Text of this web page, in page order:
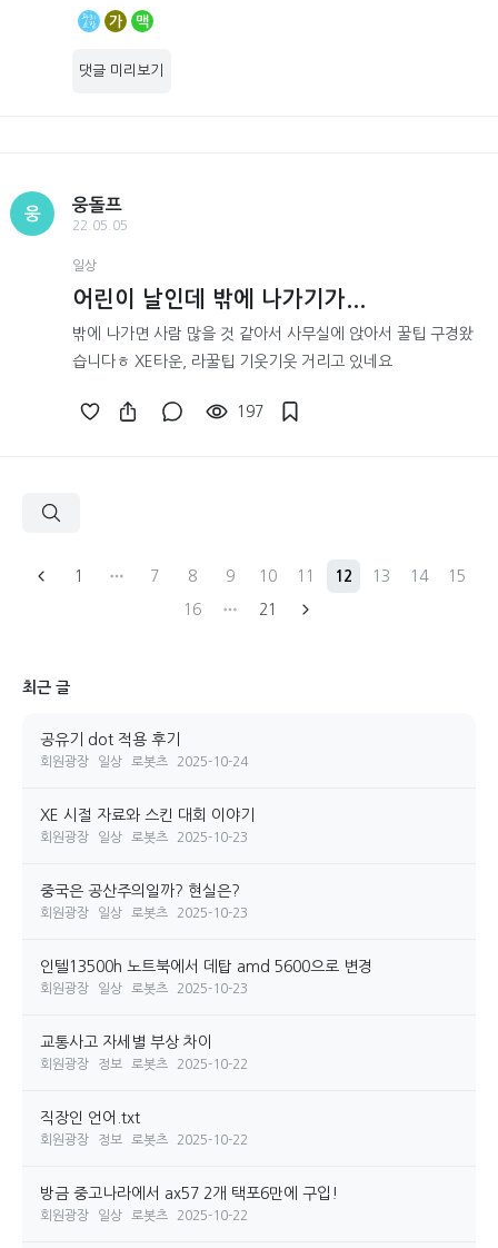
가 맥
댓글 미리보기
웅
웅돌프
22.05.05
일상
어린이 날인데 밖에 나가기가...
밖에 나가면 사람 많을 것 같아서 사무실에 앉아서 꿀팁 구경왔
습니다ㅎ XE타운, 라꿀팁 기웃기웃 거리고 있네요
197
1 7 8 9 10 11 12 13 14 15
16 21
최근 글
공유기 dot 적용 후기
회원광장 일상 로봇츠 2025-10-24
XE 시절 자료와 스킨 대회 이야기
회원광장 일상 로봇츠 2025-10-23
중국은 공산주의일까? 현실은?
회원광장 일상 로봇츠 2025-10-23
인텔13500h 노트북에서 데탑 amd 5600으로 변경
회원광장 일상 로봇츠 2025-10-23
교통사고 자세별 부상 차이
회원광장 정보 로봇츠 2025-10-22
직장인 언어.txt
회원광장 정보 로봇츠 2025-10-22
방금 중고나라에서 ax57 2개 택포6만에 구입!
회원광장 일상 로봇츠 2025-10-22